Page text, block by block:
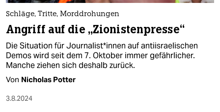
Schläge, Tritte, Morddrohungen
Angriff auf die „Zionistenpresse“
Die Situation für Jour­na­lis­t*in­nen auf antiisraelischen
Demos wird seit dem 7. Oktober immer gefährlicher.
Manche ziehen sich deshalb zurück.
Von Nicholas Potter
3.8.2024